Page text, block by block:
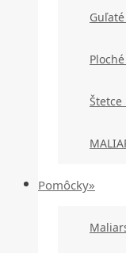
Pomôcky»